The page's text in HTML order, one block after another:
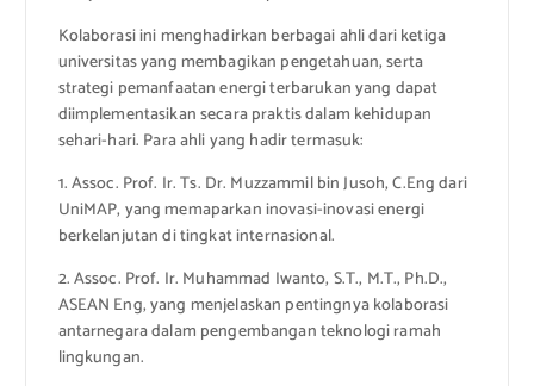
Kolaborasi ini menghadirkan berbagai ahli dari ketiga
universitas yang membagikan pengetahuan, serta
strategi pemanfaatan energi terbarukan yang dapat
diimplementasikan secara praktis dalam kehidupan
sehari-hari. Para ahli yang hadir termasuk:
1. Assoc. Prof. Ir. Ts. Dr. Muzzammil bin Jusoh, C.Eng dari
UniMAP, yang memaparkan inovasi-inovasi energi
berkelanjutan di tingkat internasional.
2. Assoc. Prof. Ir. Muhammad Iwanto, S.T., M.T., Ph.D.,
ASEAN Eng, yang menjelaskan pentingnya kolaborasi
antarnegara dalam pengembangan teknologi ramah
lingkungan.